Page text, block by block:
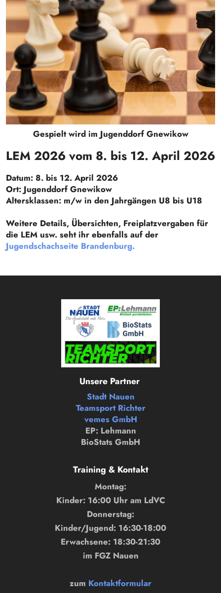
Gespielt wird im Jugenddorf Gnewikow
LEM 2026 vom 8. bis 12. April 2026
Datum: 8. bis 12. April 2026
Ort: Jugenddorf Gnewikow
Altersklassen: m/w in den Jahrgängen U8 bis U18
Weitere Details, Übersichten, Freiplatzvergaben für
die LEM usw. seht ihr ebenfalls auf der
Jugendschachseite Brandenburg.
Unsere Partner
Stadt Nauen
Teamsport Richter
vemes GmbH
EP: Lehmann
BioStats GmbH
Training & Kontakt
Montag:
Kinder: 16:00 Uhr am LdVC
Donnerstag:
Kinder/Jugend: 16:30-18:00
Erwachsene: 18:30-21:30
im FGZ Nauen
zum Kontaktformular